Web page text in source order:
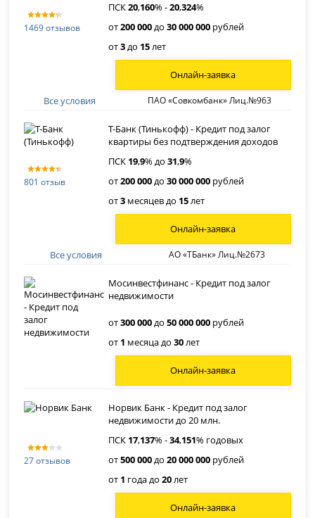
1469 отзывов
ПСК20,160% -20,324%
от200 000до30 000 000 рублей
от3до 15лет
Все условия ПАО «Совкомбанк» Лиц.№963
Онлайн-заявка
801 отзыв
Т-Банк (Тинькофф) - Кредит под залог
квартиры без подтверждения доходов
ПСК 19,9% до31,9%
от200 000до30 000 000 рублей
от3 месяцев до 15лет
Все условия АО «ТБанк» Лиц.№2673
Онлайн-заявка
Мосинвестфинанс - Кредит под залог
недвижимости
от300 000до50 000 000 рублей
от 1 месяца до30лет
Онлайн-заявка
27 отзывов
Норвик Банк - Кредит под залог
недвижимости до 20 млн.
ПСК 17,137% -34,151% годовых
от500 000до20 000 000 рублей
от 1 года до20лет
Онлайн-заявка